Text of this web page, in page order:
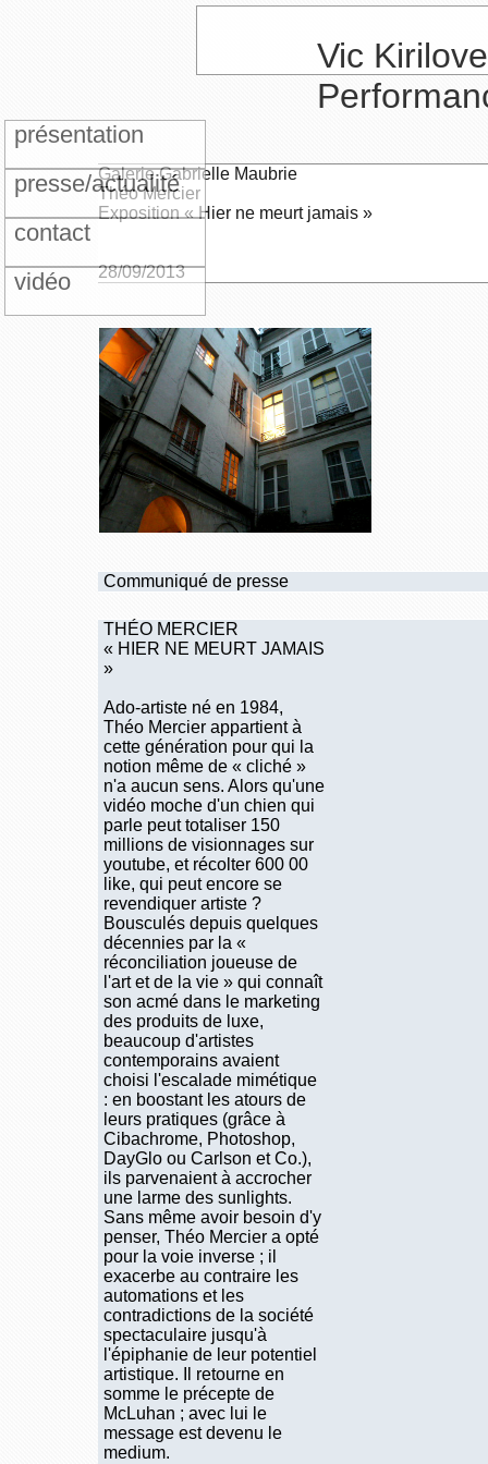
présentation
presse/actualité
contact
vidéo
Vic
Galerie Gabrielle Maubrie
Théo Mercier
Exposition « Hier ne meurt jamais »
28/09/2013
Communiqué de presse
THÉO MERCIER
« HIER NE MEURT JAMAIS
»
Ado-artiste né en 1984,
Théo Mercier appartient à
cette génération pour qui la
notion même de « cliché »
n'a aucun sens. Alors qu'une
vidéo moche d'un chien qui
parle peut totaliser 150
millions de visionnages sur
youtube, et récolter 600 00
like, qui peut encore se
revendiquer artiste ?
Bousculés depuis quelques
décennies par la «
réconciliation joueuse de
l'art et de la vie » qui connaît
son acmé dans le marketing
des produits de luxe,
beaucoup d'artistes
contemporains avaient
choisi l'escalade mimétique
: en boostant les atours de
leurs pratiques (grâce à
Cibachrome, Photoshop,
DayGlo ou Carlson et Co.),
ils parvenaient à accrocher
une larme des sunlights.
Sans même avoir besoin d'y
penser, Théo Mercier a opté
pour la voie inverse ; il
exacerbe au contraire les
automations et les
contradictions de la société
spectaculaire jusqu'à
l'épiphanie de leur potentiel
artistique. Il retourne en
somme le précepte de
McLuhan ; avec lui le
message est devenu le
medium.